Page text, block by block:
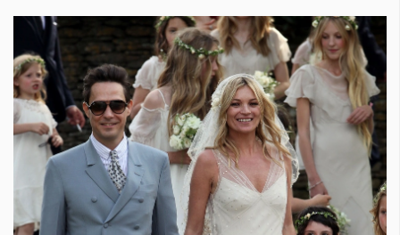
YouTube
Spotify Soundcloud
Ако нашият сайт ви харесва, можете да се абонирате за
седмичния ни нюзлетър тук:
© 2026, HighViewArt | Всички права запазени